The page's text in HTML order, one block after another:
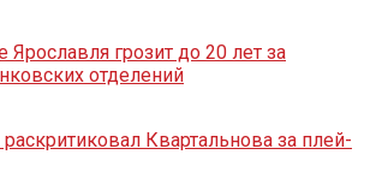
Ярославля грозит до 20 лет за
отделений
Квартальнова за плей-